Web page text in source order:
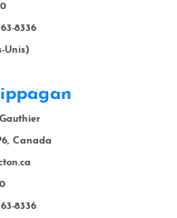
8336
Unis)
Canada
8336